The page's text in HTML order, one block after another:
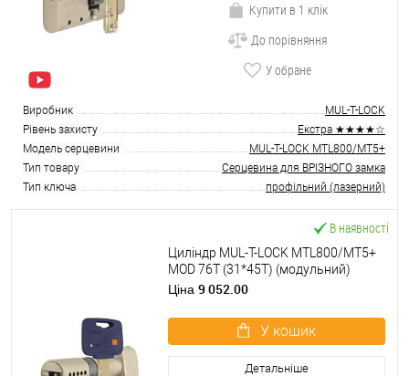
Купити в 1 клік
До порівняння
У обране
Виробник
MUL-T-LOCK
Рівень захисту
Екстра ★★★★☆
Модель серцевини
MUL-T-LOCK MTL800/MT5+
Тип товару
Серцевина для ВРІЗНОГО замка
Тип ключа
профільний (лазерний)
В наявності
Циліндр MUL-T-LOCK MTL800/MT5+
MOD 76T (31*45T) (модульний)
нікель сатин
Ціна 9 052.00
У кошик
Детальніше